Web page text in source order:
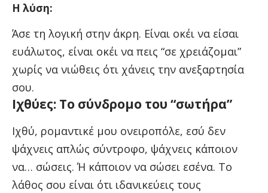
Η λύση:
Άσε τη λογική στην άκρη. Είναι οκέι να είσαι
ευάλωτος, είναι οκέι να πεις “σε χρειάζομαι”
χωρίς να νιώθεις ότι χάνεις την ανεξαρτησία
σου.
Ιχθύες: Το σύνδρομο του “σωτήρα”
Ιχθύ, ρομαντικέ μου ονειροπόλε, εσύ δεν
ψάχνεις απλώς σύντροφο, ψάχνεις κάποιον
να… σώσεις. Ή κάποιον να σώσει εσένα. Το
λάθος σου είναι ότι ιδανικεύεις τους